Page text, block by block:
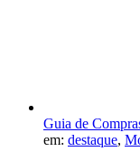
Guia de
em: destaque,